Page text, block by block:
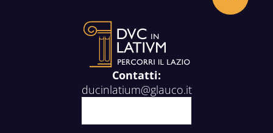
Contatti:
ducinlatium@glauco.it
Back to the top